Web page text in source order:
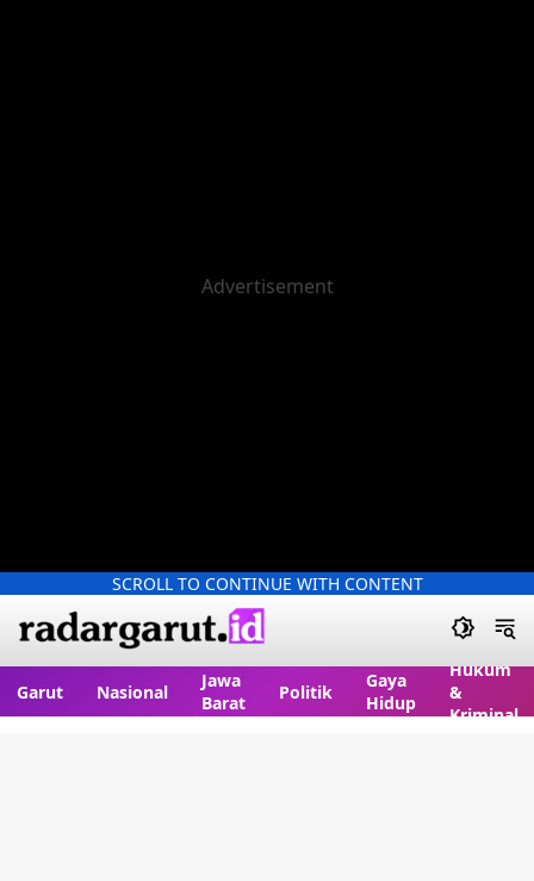
SCROLL TO CONTINUE WITH CONTENT
Garut Nasional
Jawa
Barat
Politik
Gaya
Hidup
Hukum
&
Kriminal